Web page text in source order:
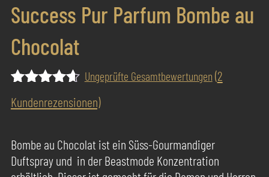
Success Pur Parfum Bombe au
Chocolat
Bewertet
mit4.50
auf
2
Kundenbewertungen
Ungeprüfte Gesamtbewertungen (2
Kundenrezensionen)
Bombe au Chocolat ist ein Süss-Gourmandiger
Duftspray und in der Beastmode Konzentration